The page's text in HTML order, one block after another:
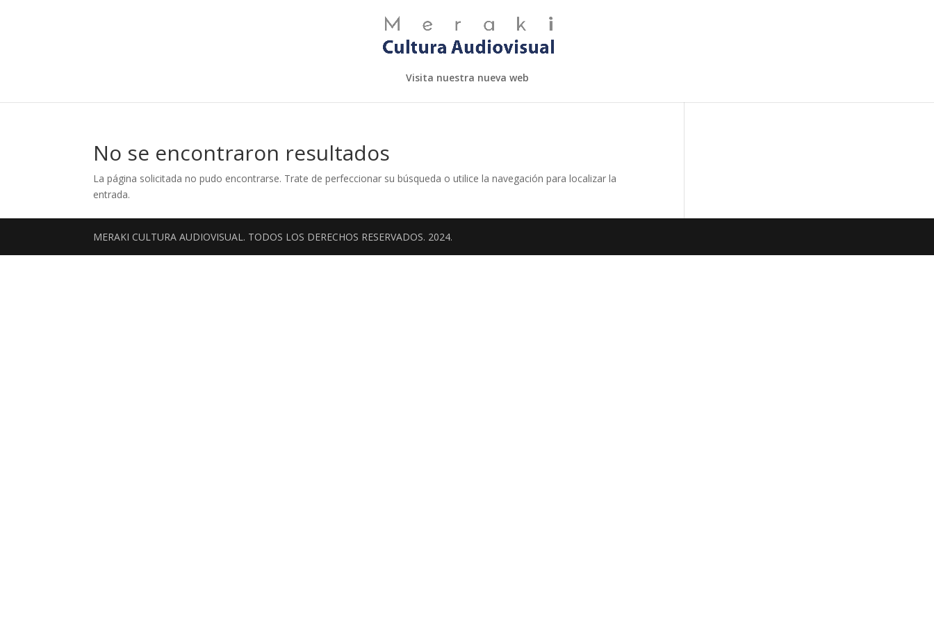
Visita nuestra nueva web
No se encontraron resultados
La página solicitada no pudo encontrarse. Trate de perfeccionar su búsqueda o utilice la navegación para localizar la
entrada.
MERAKI CULTURA AUDIOVISUAL. TODOS LOS DERECHOS RESERVADOS. 2024.